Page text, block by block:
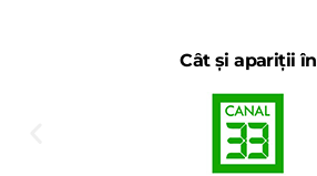
Cât și apariții în